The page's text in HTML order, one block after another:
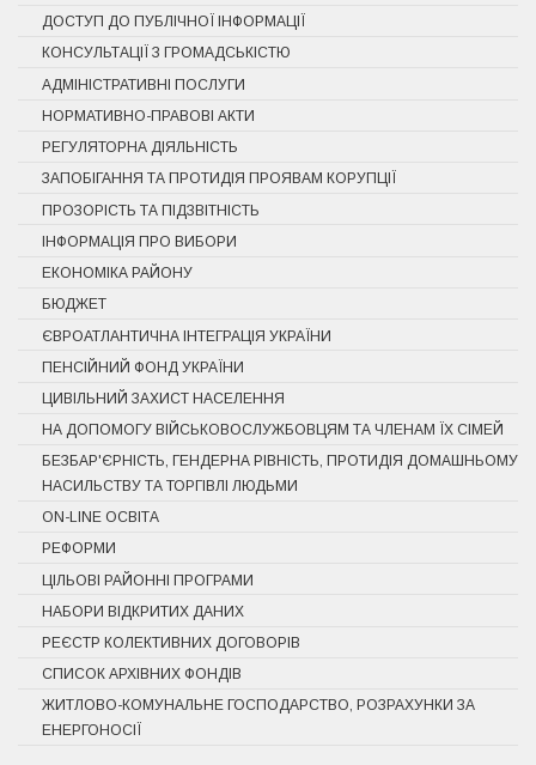
ДОСТУП ДО ПУБЛІЧНОЇ ІНФОРМАЦІЇ
КОНСУЛЬТАЦІЇ З ГРОМАДСЬКІСТЮ
АДМІНІСТРАТИВНІ ПОСЛУГИ
НОРМАТИВНО-ПРАВОВІ АКТИ
РЕГУЛЯТОРНА ДІЯЛЬНІСТЬ
ЗАПОБІГАННЯ ТА ПРОТИДІЯ ПРОЯВАМ КОРУПЦІЇ
ПРОЗОРІСТЬ ТА ПІДЗВІТНІСТЬ
ІНФОРМАЦІЯ ПРО ВИБОРИ
ЕКОНОМІКА РАЙОНУ
БЮДЖЕТ
ЄВРОАТЛАНТИЧНА ІНТЕГРАЦІЯ УКРАЇНИ
ПЕНСІЙНИЙ ФОНД УКРАЇНИ
ЦИВІЛЬНИЙ ЗАХИСТ НАСЕЛЕННЯ
НА ДОПОМОГУ ВІЙСЬКОВОСЛУЖБОВЦЯМ ТА ЧЛЕНАМ ЇХ СІМЕЙ
БЕЗБАР'ЄРНІСТЬ, ГЕНДЕРНА РІВНІСТЬ, ПРОТИДІЯ ДОМАШНЬОМУ
НАСИЛЬСТВУ ТА ТОРГІВЛІ ЛЮДЬМИ
ON-LINE ОСВІТА
РЕФОРМИ
ЦІЛЬОВІ РАЙОННІ ПРОГРАМИ
НАБОРИ ВІДКРИТИХ ДАНИХ
РЕЄСТР КОЛЕКТИВНИХ ДОГОВОРІВ
СПИСОК АРХІВНИХ ФОНДІВ
ЖИТЛОВО-КОМУНАЛЬНЕ ГОСПОДАРСТВО, РОЗРАХУНКИ ЗА
ЕНЕРГОНОСІЇ